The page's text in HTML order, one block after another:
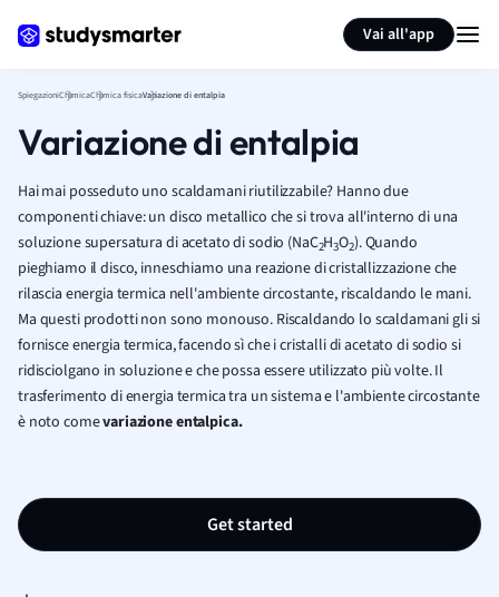
Vai all'app
SpiegazioniChimicaChimica fisicaVariazione di entalpia
Variazione di entalpia
Hai mai posseduto uno scaldamani riutilizzabile? Hanno due
componenti chiave: un disco metallico che si trova all'interno di una
soluzione supersatura di acetato di sodio (NaC2H3O2). Quando
pieghiamo il disco, inneschiamo una reazione di cristallizzazione che
rilascia energia termica nell'ambiente circostante, riscaldando le mani.
Ma questi prodotti non sono monouso. Riscaldando lo scaldamani gli si
fornisce energia termica, facendo sì che i cristalli di acetato di sodio si
ridisciolgano in soluzione e che possa essere utilizzato più volte. Il
trasferimento di energia termica tra un sistema e l'ambiente circostante
è noto comevariazione entalpica.
Get started
Summarize page